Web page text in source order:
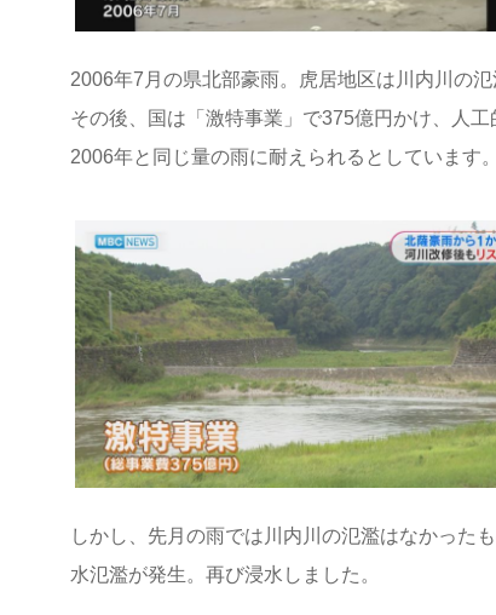
2006年7月の県北部豪雨。虎居地区は川内川の
その後、国は「激特事業」で375億円かけ、人
2006年と同じ量の雨に耐えられるとしています。
しかし、先月の雨では川内川の氾濫はなかった
水氾濫が発生。再び浸水しました。